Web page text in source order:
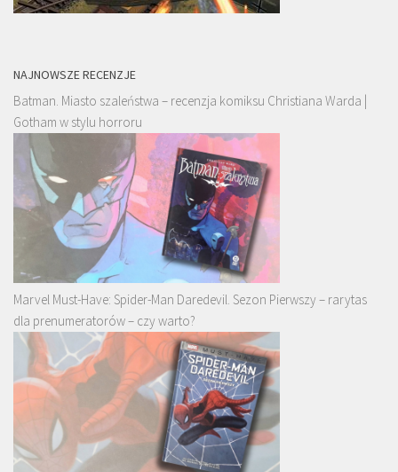
NAJNOWSZE RECENZJE
Batman. Miasto szaleństwa – recenzja komiksu Christiana Warda |
Gotham w stylu horroru
Marvel Must-Have: Spider-Man Daredevil. Sezon Pierwszy – rarytas
dla prenumeratorów – czy warto?